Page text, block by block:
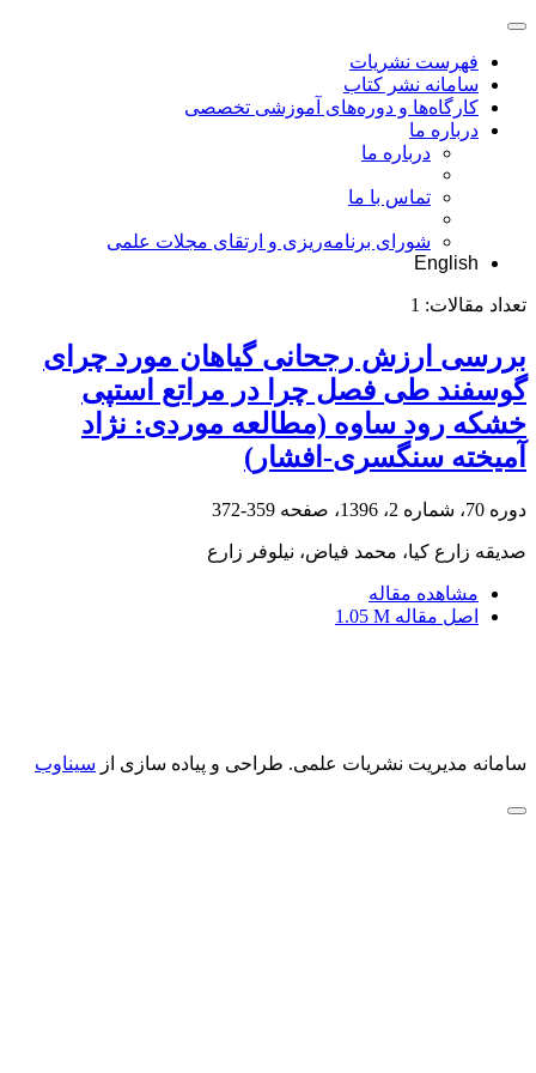
فهرست نشریات
سامانه نشر کتاب
کارگاه‌ها و دوره‌های آموزشی تخصصی
درباره ما
درباره ما
تماس با ما
شورای برنامه‌ریزی و ارتقای مجلات علمی
English
تعداد مقالات: 1
بررسی ارزش رجحانی گیاهان مورد چرای
گوسفند طی فصل چرا در مراتع استپی
خشکه رود ساوه (مطالعه موردی: نژاد
آمیخته سنگسری-افشار)
دوره 70، شماره 2، 1396، صفحه 359-372
صدیقه زارع کیا، محمد فیاض، نیلوفر زارع
مشاهده مقاله
اصل مقاله 1.05 M
سامانه مدیریت نشریات علمی. طراحی و پیاده سازی از سیناوب